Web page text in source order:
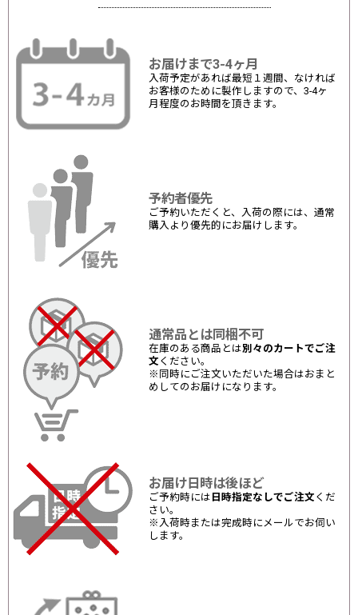
お届けまで3-4ヶ月
入荷予定があれば最短１週間、なければ
お客様のために製作しますので、3-4ヶ
月程度のお時間を頂きます。
予約者優先
ご予約いただくと、入荷の際には、通常
購入より優先的にお届けします。
通常品とは同梱不可
在庫のある商品とは別々のカートでご注
文 ください。
※同時にご注文いただいた場合はおまと
めしてのお届けになります。
お届け日時は後ほど
ご予約時には 日時指定なしでご注文 くだ
さい。
※入荷時または完成時にメールでお伺い
します。